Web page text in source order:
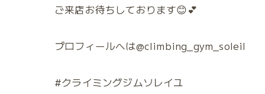
ご来店お待ちしております😊💕
プロフィールへは@climbing_gym_soleil
#クライミングジムソレイユ